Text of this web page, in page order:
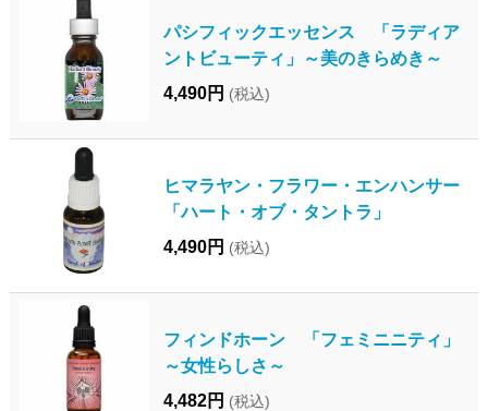
パシフィックエッセンス 「ラディア
ントビューティ」～美のきらめき～
4,490円 (税込)
ヒマラヤン・フラワー・エンハンサー
「ハート・オブ・タントラ」
4,490円 (税込)
フィンドホーン 「フェミニニティ」
～女性らしさ～
4,482円 (税込)